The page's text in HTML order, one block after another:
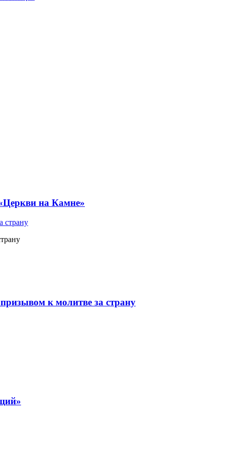
на Камне»
к молитве за страну